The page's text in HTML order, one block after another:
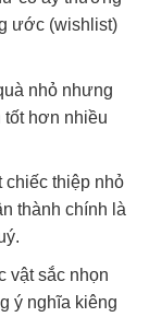
ước (wishlist)
nhỏ nhưng
hơn nhiều
thiệp nhỏ
thành chính là
vật sắc nhọn
ý nghĩa kiêng